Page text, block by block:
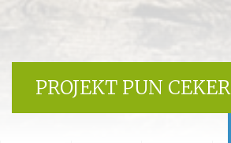
PROJEKT PUN CEKER